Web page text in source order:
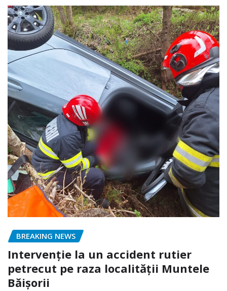
BREAKING NEWS
Intervenție la un accident rutier
petrecut pe raza localității Muntele
Băișorii